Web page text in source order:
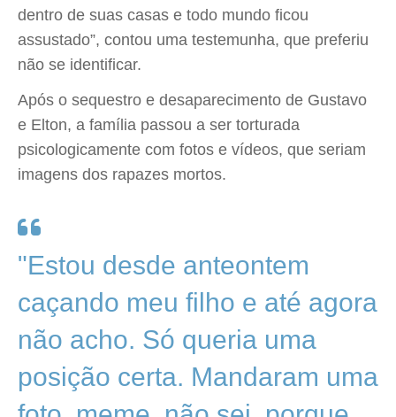
dentro de suas casas e todo mundo ficou
assustado”, contou uma testemunha, que preferiu
não se identificar.
Após o sequestro e desaparecimento de Gustavo
e Elton, a família passou a ser torturada
psicologicamente com fotos e vídeos, que seriam
imagens dos rapazes mortos.
"Estou desde anteontem
caçando meu filho e até agora
não acho. Só queria uma
posição certa. Mandaram uma